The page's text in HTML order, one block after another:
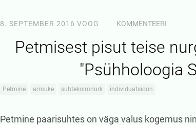
8. SEPTEMBER 2016 VOOG KOMMENTEERI
Petmisest pisut teise
"Psühholoogia
Petmine armuke suhtekolmnurk individuatsioon
Petmine paarisuhtes on väga valus kogemus